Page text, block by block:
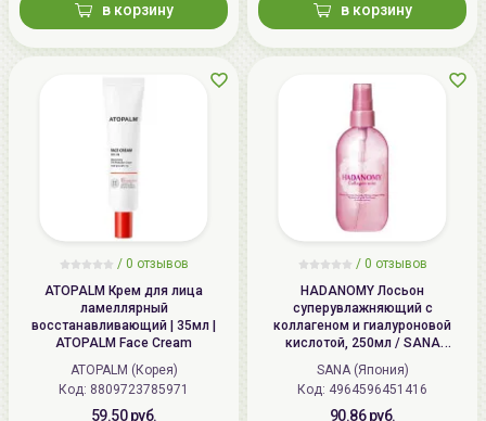
в корзину в корзину
/ 0 отзывов
ATOPALM Крем для лица
ламеллярный
восстанавливающий | 35мл |
ATOPALM Face Cream
ATOPALM (Корея)
Код: 8809723785971
59.50 руб.
/ 0 отзывов
HADANOMY Лосьон
суперувлажняющий с
коллагеном и гиалуроновой
кислотой, 250мл / SANA
HADANOMY Collagen mist
SANA (Япония)
Код: 4964596451416
90.86 руб.